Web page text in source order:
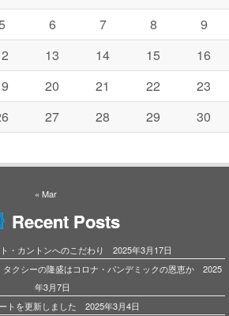
6 7 8
9
13 14 15
16
20 21 22
23
27 28 29
30
« Mar
Recent Posts
・カントンへのこだわり 2025年3月17日
タクシーの隆盛はコロナ・パンデミックの恩恵か 2025
年3月7日
トを更新しました 2025年3月4日